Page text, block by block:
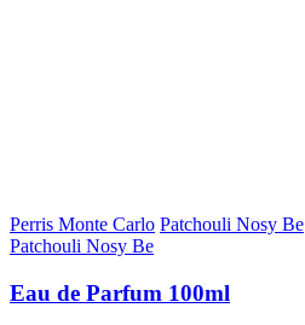
Perris Monte Carlo Patchouli Nosy Be
Patchouli Nosy Be
Eau de Parfum 100ml